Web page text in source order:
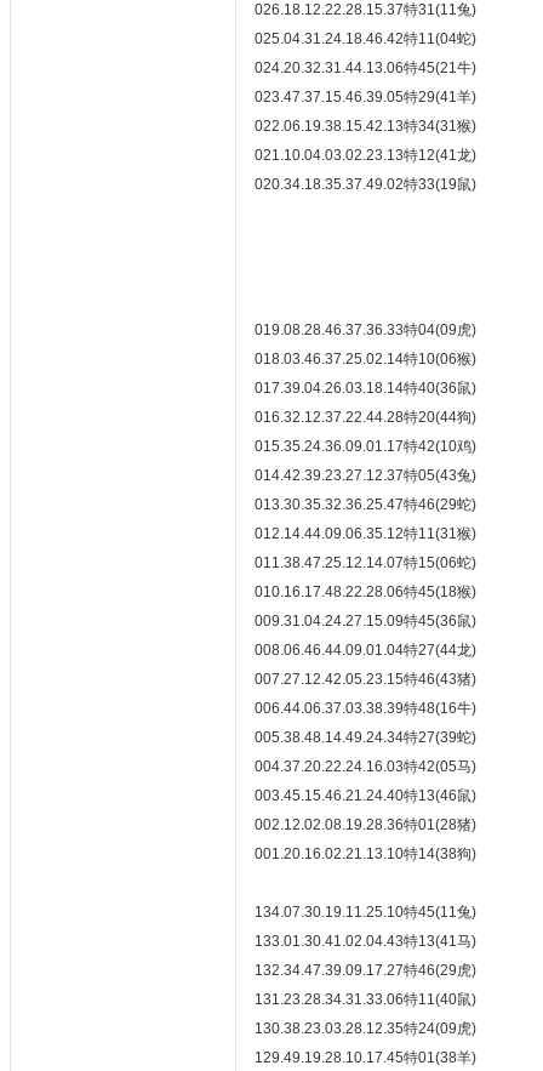
026.18.12.22.28.15.37特31(11兔)
025.04.31.24.18.46.42特11(04蛇)
024.20.32.31.44.13.06特45(21牛)
023.47.37.15.46.39.05特29(41羊)
022.06.19.38.15.42.13特34(31猴)
021.10.04.03.02.23.13特12(41龙)
020.34.18.35.37.49.02特33(19鼠)
019.08.28.46.37.36.33特04(09虎)
018.03.46.37.25.02.14特10(06猴)
017.39.04.26.03.18.14特40(36鼠)
016.32.12.37.22.44.28特20(44狗)
015.35.24.36.09.01.17特42(10鸡)
014.42.39.23.27.12.37特05(43兔)
013.30.35.32.36.25.47特46(29蛇)
012.14.44.09.06.35.12特11(31猴)
011.38.47.25.12.14.07特15(06蛇)
010.16.17.48.22.28.06特45(18猴)
009.31.04.24.27.15.09特45(36鼠)
008.06.46.44.09.01.04特27(44龙)
007.27.12.42.05.23.15特46(43猪)
006.44.06.37.03.38.39特48(16牛)
005.38.48.14.49.24.34特27(39蛇)
004.37.20.22.24.16.03特42(05马)
003.45.15.46.21.24.40特13(46鼠)
002.12.02.08.19.28.36特01(28猪)
001.20.16.02.21.13.10特14(38狗)
134.07.30.19.11.25.10特45(11兔)
133.01.30.41.02.04.43特13(41马)
132.34.47.39.09.17.27特46(29虎)
131.23.28.34.31.33.06特11(40鼠)
130.38.23.03.28.12.35特24(09虎)
129.49.19.28.10.17.45特01(38羊)